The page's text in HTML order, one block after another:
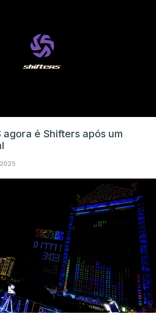
agora é Shifters após um